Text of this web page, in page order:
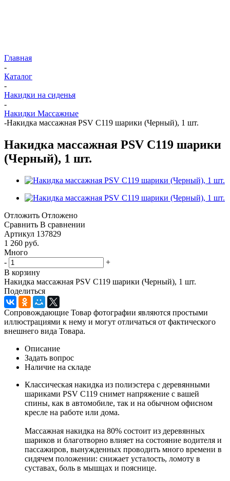
Главная
-
Каталог
-
Накидки на сиденья
-
Накидки Массажные
-Накидка массажная PSV C119 шарики (Черный), 1 шт.
Накидка массажная PSV C119 шарики
(Черный), 1 шт.
Отложить Отложено
Сравнить В сравнении
Артикул 137829
1 260 руб.
Много
-
+
В корзину
Накидка массажная PSV C119 шарики (Черный), 1 шт.
Поделиться
Сопровождающие Товар фотографии являются простыми
иллюстрациями к нему и могут отличаться от фактического
внешнего вида Товара.
Описание
Задать вопрос
Наличие на складе
Классическая накидка из полиэстера с деревянными
шариками PSV С119 снимет напряжение с вашей
спины, как в автомобиле, так и на обычном офисном
кресле на работе или дома.
Массажная накидка на 80% состоит из деревянных
шариков и благотворно влияет на состояние водителя и
пассажиров, вынужденных проводить много времени в
сидячем положении: снижает усталость, ломоту в
суставах, боль в мышцах и пояснице.